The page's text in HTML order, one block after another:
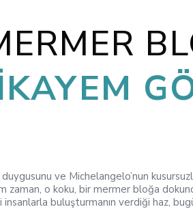
ve Michelangelo’nun
o koku, bir mermer bloğa
buluşturmanın verdiği haz,